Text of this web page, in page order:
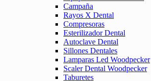
Campaña
Rayos X Dental
Compresoras
Esterilizador Dental
Autoclave Dental
Sillones Dentales
Lamparas Led Woodpecker
Scaler Dental Woodpecker
Taburetes